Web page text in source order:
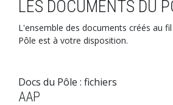
LES DOCUMENTS DU
L'ensemble des documents créés au
Pôle est à votre disposition.
Docs du Pôle : fichiers
AAP